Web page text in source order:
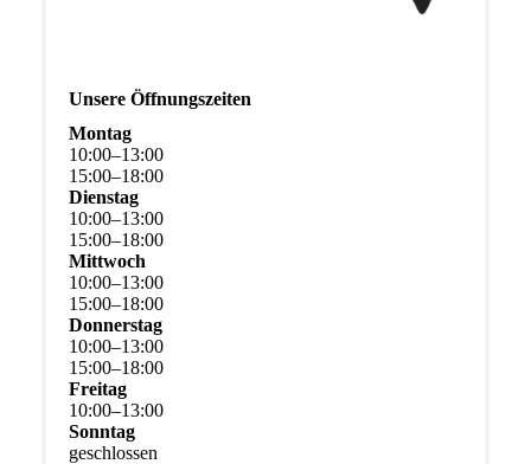
Unsere Öffnungszeiten
Montag
10:00–13:00
15:00–18:00
Dienstag
10:00–13:00
15:00–18:00
Mittwoch
10:00–13:00
15:00–18:00
Donnerstag
10:00–13:00
15:00–18:00
Freitag
10:00–13:00
Sonntag
geschlossen